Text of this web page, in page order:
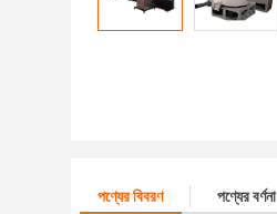
পণ্যের বিবরণ পণ্যের বর্ণনা